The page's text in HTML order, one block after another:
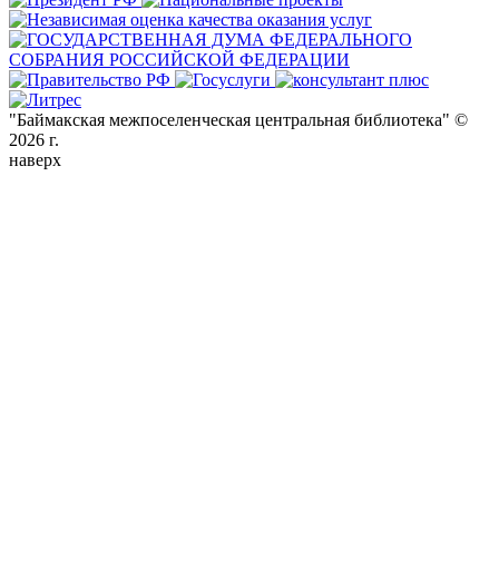
"Баймакская межпоселенческая центральная библиотека" ©
2026 г.
наверх